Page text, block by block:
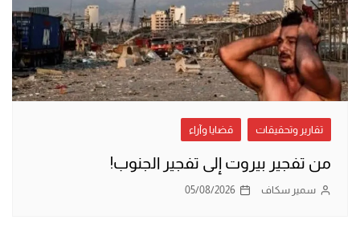
تقارير وتحقيقات قضايا وآراء
من تفجير بيروت إلى تفجير الجنوب!
سمير سكاف 05/08/2026